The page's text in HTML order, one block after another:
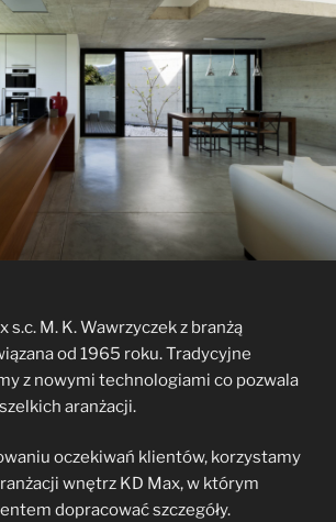
s.c. M. K. Wawrzyczek z branżą
od 1965 roku. Tradycyjne
z nowymi technologiami co pozwala
aranżacji.
oczekiwań klientów, korzystamy
wnętrz KD Max, w którym
dopracować szczegóły.